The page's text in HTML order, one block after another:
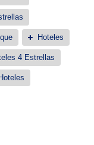
Hoteles
4 Estrellas